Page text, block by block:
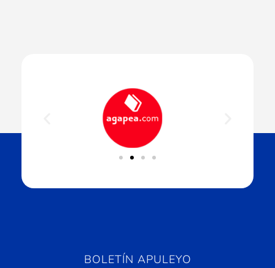
BOLETÍN APULEYO